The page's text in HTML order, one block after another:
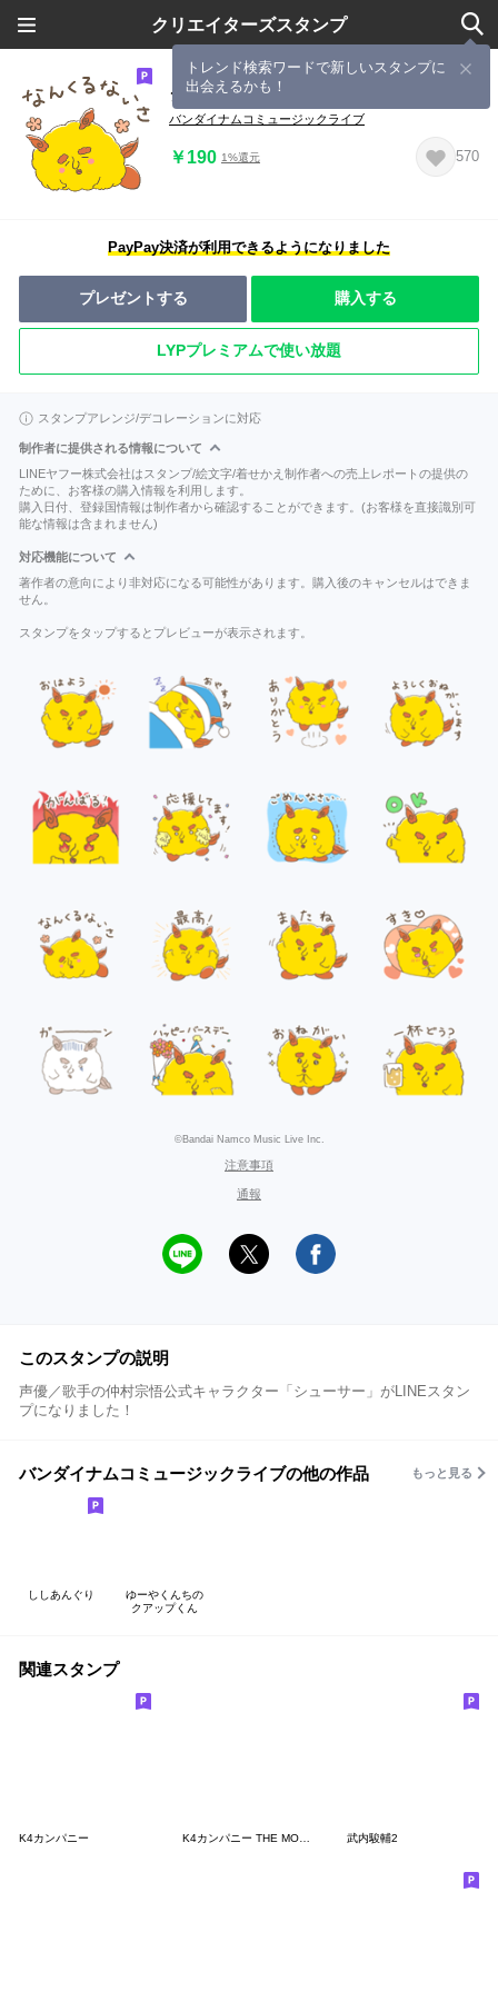
クリエイターズスタンプ
トレンド検索ワードで新しいスタンプに
出会えるかも！
シューサー
バンダイナムコミュージックライブ
￥190 1%還元 570
PayPay決済が利用できるようになりました
プレゼントする 購入する
LYPプレミアムで使い放題
スタンプアレンジ/デコレーションに対応
制作者に提供される情報について
LINEヤフー株式会社はスタンプ/絵文字/着せかえ制作者への売上レポートの提供の
ために、お客様の購入情報を利用します。
購入日付、登録国情報は制作者から確認することができます。(お客様を直接識別可
能な情報は含まれません)
対応機能について
著作者の意向により非対応になる可能性があります。購入後のキャンセルはできま
せん。
スタンプをタップするとプレビューが表示されます。
©Bandai Namco Music Live Inc.
注意事項
通報
このスタンプの説明
声優／歌手の仲村宗悟公式キャラクター「シューサー」がLINEスタン
プになりました！
バンダイナムコミュージックライブの他の作品 もっと見る
ししあんぐり
ゆーやくんちの
クアップくん
関連スタンプ
K4カンパニー K4カンパニー THE MOVIE 公開記念スタンプ 武内駿輔2